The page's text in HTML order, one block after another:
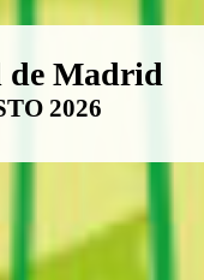
de
de Madrid
2026